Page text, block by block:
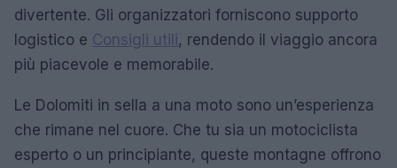
divertente. Gli organizzatori forniscono supporto
logistico e Consigli utili, rendendo il viaggio ancora
più piacevole e memorabile.
Le Dolomiti in sella a una moto sono un’esperienza
che rimane nel cuore. Che tu sia un motociclista
esperto o un principiante, queste montagne offrono